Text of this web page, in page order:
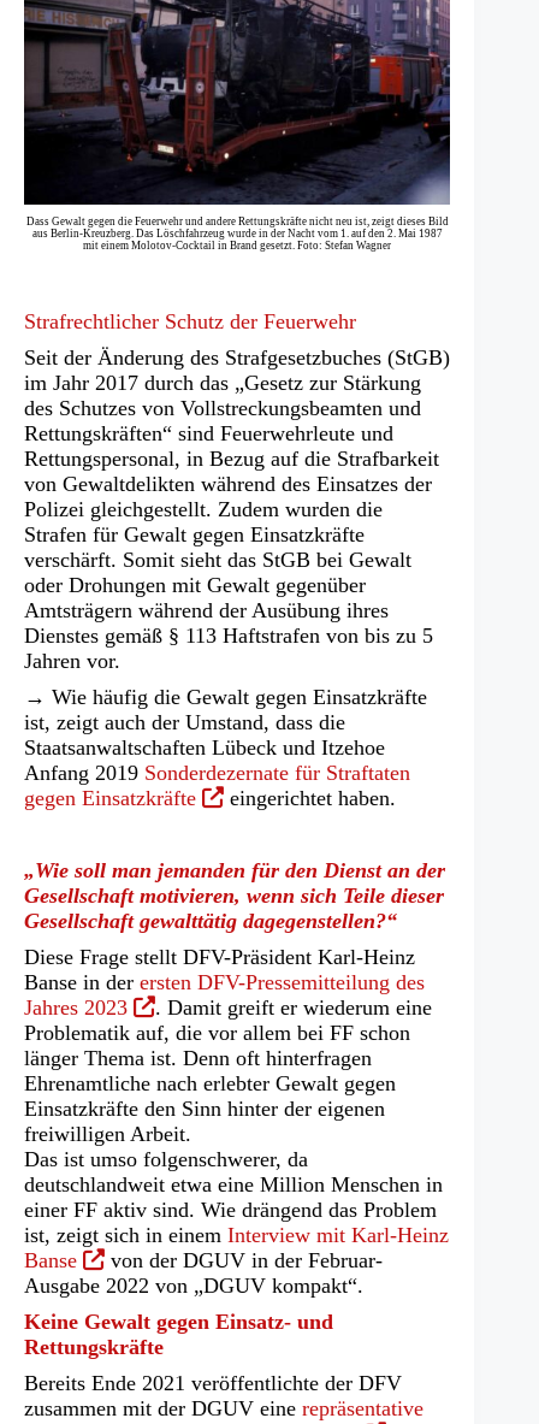
Dass Gewalt gegen die Feuerwehr und andere Rettungskräfte nicht neu ist, zeigt dieses Bild
aus Berlin-Kreuzberg. Das Löschfahrzeug wurde in der Nacht vom 1. auf den 2. Mai 1987
mit einem Molotov-Cocktail in Brand gesetzt. Foto: Stefan Wagner
Strafrechtlicher Schutz der Feuerwehr
Seit der Änderung des Strafgesetzbuches (StGB)
im Jahr 2017 durch das „Gesetz zur Stärkung
des Schutzes von Vollstreckungsbeamten und
Rettungskräften“ sind Feuerwehrleute und
Rettungspersonal, in Bezug auf die Strafbarkeit
von Gewaltdelikten während des Einsatzes der
Polizei gleichgestellt. Zudem wurden die
Strafen für Gewalt gegen Einsatzkräfte
verschärft. Somit sieht das StGB bei Gewalt
oder Drohungen mit Gewalt gegenüber
Amtsträgern während der Ausübung ihres
Dienstes gemäß § 113 Haftstrafen von bis zu 5
Jahren vor.
→ Wie häufig die Gewalt gegen Einsatzkräfte
ist, zeigt auch der Umstand, dass die
Staatsanwaltschaften Lübeck und Itzehoe
Anfang 2019 Sonderdezernate für Straftaten
gegen Einsatzkräfte(Öffnet
neuen
Tab)
eingerichtet haben.
„Wie soll man jemanden für den Dienst an der
Gesellschaft motivieren, wenn sich Teile dieser
Gesellschaft gewalttätig dagegenstellen?“
Diese Frage stellt DFV-Präsident Karl-Heinz
Banse in der ersten DFV-Pressemitteilung des
Jahres 2023(Öffnet
in
einem
neuen
Tab)
. Damit greift er wiederum eine
Problematik auf, die vor allem bei FF schon
länger Thema ist. Denn oft hinterfragen
Ehrenamtliche nach erlebter Gewalt gegen
Einsatzkräfte den Sinn hinter der eigenen
freiwilligen Arbeit.
Das ist umso folgenschwerer, da
deutschlandweit etwa eine Million Menschen in
einer FF aktiv sind. Wie drängend das Problem
ist, zeigt sich in einem Interview mit Karl-Heinz
Banse(Öffnet
in
einem
neuen
Tab)
von der DGUV in der Februar-
Ausgabe 2022 von „DGUV kompakt“.
Keine Gewalt gegen Einsatz- und
Rettungskräfte
Bereits Ende 2021 veröffentlichte der DFV
zusammen mit der DGUV eine repräsentative